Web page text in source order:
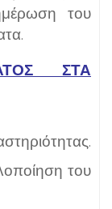
του
ΣΤΑ
του